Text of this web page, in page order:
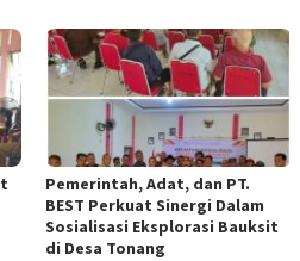
Pemerintah, Adat, dan PT.
BEST Perkuat Sinergi Dalam
Sosialisasi Eksplorasi Bauksit
di Desa Tonang